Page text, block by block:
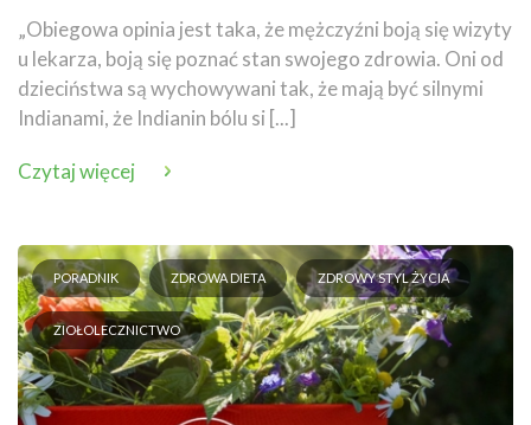
„Obiegowa opinia jest taka, że mężczyźni boją się wizyty
u lekarza, boją się poznać stan swojego zdrowia. Oni od
dzieciństwa są wychowywani tak, że mają być silnymi
Indianami, że Indianin bólu si [...]
Czytaj więcej
PORADNIK ZDROWA DIETA ZDROWY STYL ŻYCIA
ZIOŁOLECZNICTWO